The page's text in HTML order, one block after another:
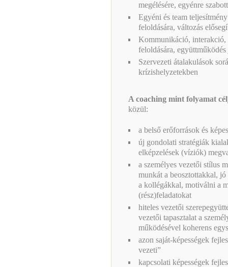
megélésére, egyénre
Egyéni és team
feloldására, változás
Kommunikáció,
feloldására, együttműködés
Szervezeti átalakulások
krízishelyzetekben
A coaching mint folyamat
közül:
a belső erőforrások és
új gondolati stratégiák
elképzelések (víziók)
a személyes vezetői stílus
munkát a beosztottakkal,
a kollégákkal, motiválni a
(rész)feladatokat
hiteles vezetői
vezetői tapasztalat a
működésével koherens
azon saját-képességek
vezeti”
kapcsolati képességek